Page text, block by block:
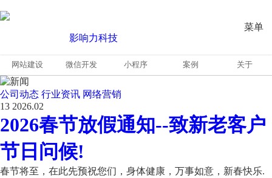
菜单
网站建设 微信开发 小程序 案例 关于
公司动态 行业资讯 网络营销
13 2026.02
2026春节放假通知--致新老客户
节日问候!
春节将至，在此先预祝您们，身体健康，万事如意，新春快乐.